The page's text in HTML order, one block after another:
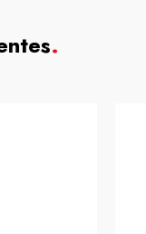
.